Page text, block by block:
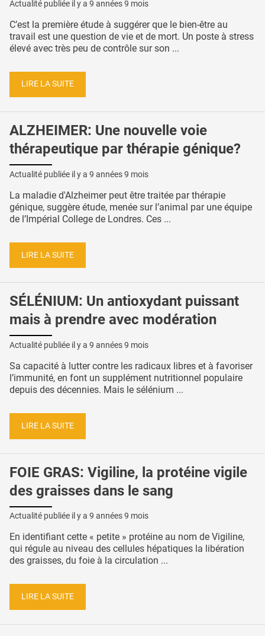
Actualité publiée il y a 9 années 9 mois
C’est la première étude à suggérer que le bien-être au
travail est une question de vie et de mort. Un poste à stress
élevé avec très peu de contrôle sur son ...
LIRE LA SUITE
ALZHEIMER: Une nouvelle voie
thérapeutique par thérapie génique?
Actualité publiée il y a 9 années 9 mois
La maladie d'Alzheimer peut être traitée par thérapie
génique, suggère étude, menée sur l’animal par une équipe
de l’Impérial College de Londres. Ces ...
LIRE LA SUITE
SÉLÉNIUM: Un antioxydant puissant
mais à prendre avec modération
Actualité publiée il y a 9 années 9 mois
Sa capacité à lutter contre les radicaux libres et à favoriser
l’immunité, en font un supplément nutritionnel populaire
depuis des décennies. Mais le sélénium ...
LIRE LA SUITE
FOIE GRAS: Vigiline, la protéine vigile
des graisses dans le sang
Actualité publiée il y a 9 années 9 mois
En identifiant cette « petite » protéine au nom de Vigiline,
qui régule au niveau des cellules hépatiques la libération
des graisses, du foie à la circulation ...
LIRE LA SUITE